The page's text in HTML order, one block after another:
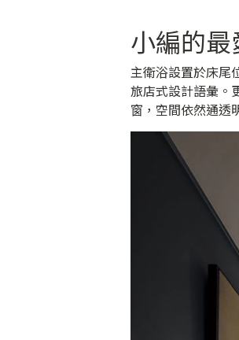
小編的最
主衛浴設置於床尾
旅店式設計語彙。
窗，空間依然通透